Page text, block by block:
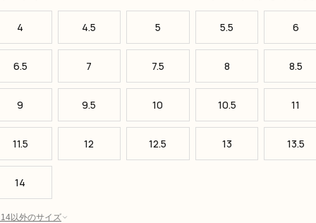
4 4.5 5 5.5 6
6.5 7 7.5 8 8.5
9 9.5 10 10.5 11
11.5 12 12.5 13 13.5
14
以外のサイズ